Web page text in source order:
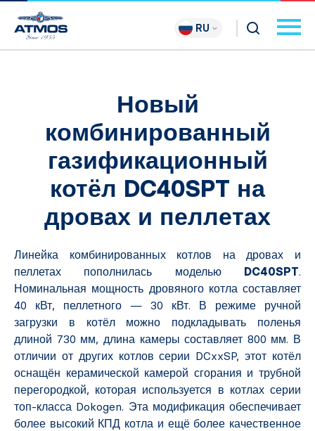
RU
Новый
комбинированный
газификационный
котёл DC40SPT на
дровах и пеллетах
Линейка комбинированных котлов на дровах и
пеллетах пополнилась моделью DC40SPT.
Номинальная мощность дровяного котла составляет
40 кВт, пеллетного — 30 кВт. В режиме ручной
загрузки в котёл можно подкладывать поленья
длиной 730 мм, длина камеры составляет 800 мм. В
отличии от других котлов серии DCxxSP, этот котёл
оснащён керамической камерой сгорания и трубной
перегородкой, которая используется в котлах серии
топ-класса Dokogen. Эта модификация обеспечивает
более высокий КПД котла и ещё более качественное